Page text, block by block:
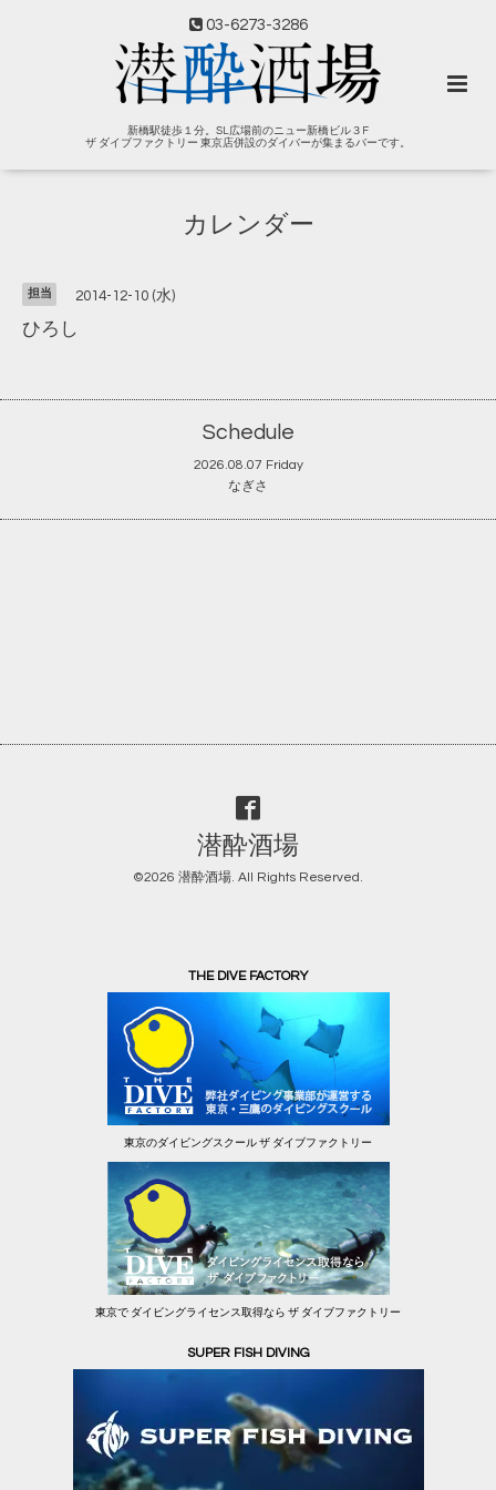
03-6273-3286
新橋駅徒歩１分。SL広場前のニュー新橋ビル３F
ザ ダイブファクトリー 東京店併設のダイバーが集まるバーです。
カレンダー
担当 2014-12-10 (水)
ひろし
Schedule
2026.08.07 Friday
なぎさ
潜酔酒場
©2026 潜酔酒場. All Rights Reserved.
THE DIVE FACTORY
東京のダイビングスクール ザ ダイブファクトリー
東京で ダイビングライセンス取得なら ザ ダイブファクトリー
SUPER FISH DIVING